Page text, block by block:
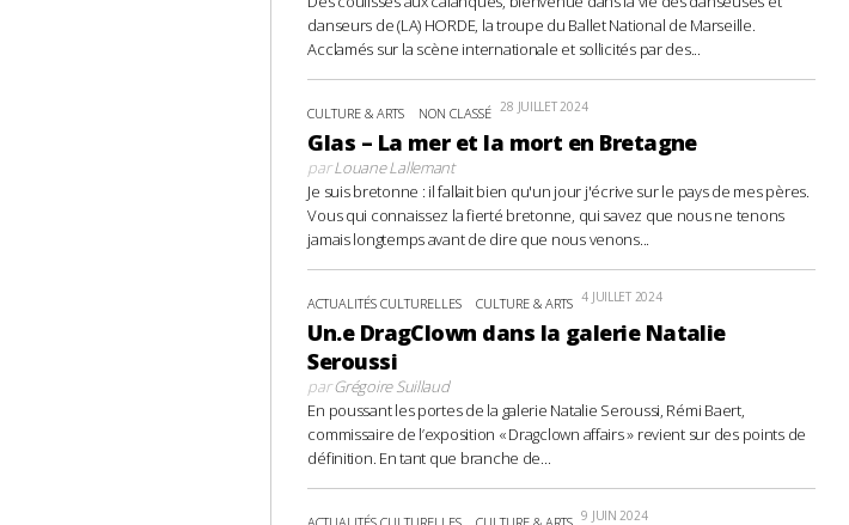
danseurs de (LA) HORDE, la troupe du Ballet National de Marseille.
Acclamés sur la scène internationale et sollicités par des...
CULTURE & ARTS NON CLASSÉ 28 JUILLET 2024
Glas – La mer et la mort en Bretagne
parLouane Lallemant
Je suis bretonne : il fallait bien qu'un jour j'écrive sur le pays de mes pères.
Vous qui connaissez la fierté bretonne, qui savez que nous ne tenons
jamais longtemps avant de dire que nous venons...
ACTUALITÉS CULTURELLES CULTURE & ARTS 4 JUILLET 2024
Un.e DragClown dans la galerie Natalie
Seroussi
parGrégoire Suillaud
En poussant les portes de la galerie Natalie Seroussi, Rémi Baert,
commissaire de l’exposition « Dragclown affairs » revient sur des points de
définition. En tant que branche de...
9 JUIN 2024